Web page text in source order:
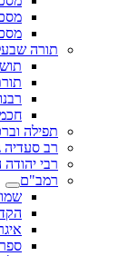
תורה
תפילה
רב סעדיה
רבי יהודה
רמב"ם